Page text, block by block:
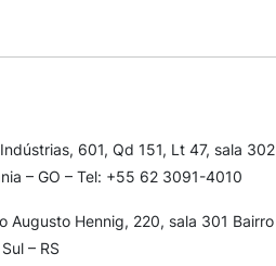
601, Qd 151, Lt 47, sala 302
– GO – Tel: +55 62 3091-4010
Augusto Hennig, 220, sala 301 Bairro
– RS